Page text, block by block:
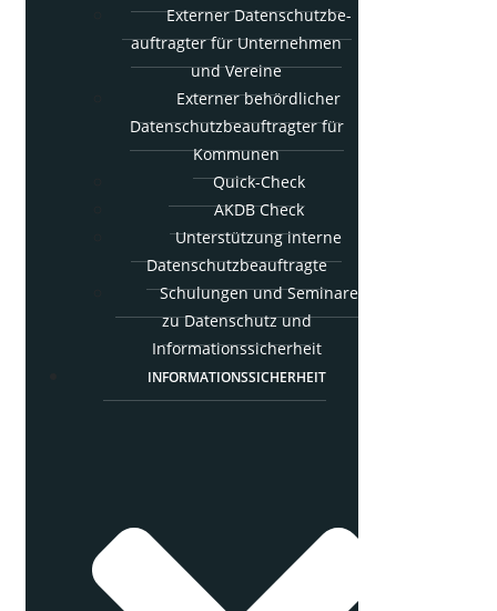
Exter­ner Daten­schutz­be­
auf­trag­ter für Unter­neh­men
und Vereine
Exter­ner behörd­li­cher
Daten­schutz­be­auf­trag­ter für
Kommunen
Quick-Check
AKDB Check
Unter­stüt­zung inter­ne
Datenschutzbeauftragte
Schu­lun­gen und Semi­na­re
zu Daten­schutz und
Informationssicherheit
INFOR­MA­TI­ONS­SI­CHER­HEIT